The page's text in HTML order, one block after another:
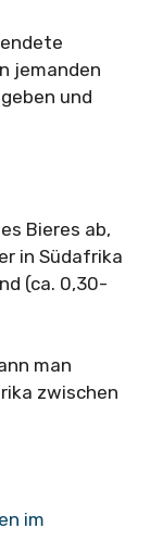
jemanden
und
Bieres ab,
in Südafrika
(ca. 0,30-
man
zwischen
im